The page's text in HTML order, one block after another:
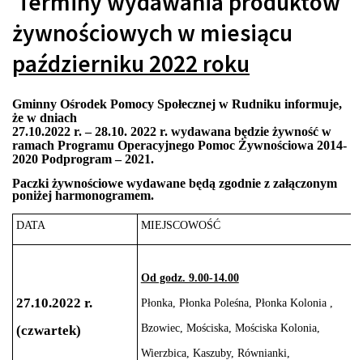
żywnościowych w miesiącu
październiku 2022 roku
Gminny Ośrodek Pomocy Społecznej w Rudniku informuje,
że w dniach
27.10.2022 r. –28.10. 2022 r. wydawana będzie żywność w
ramach Programu Operacyjnego Pomoc Żywnościowa 2014-
2020 Podprogram – 2021.
Paczki żywnościowe wydawane będą zgodnie z załączonym
poniżej harmonogramem.
DATA MIEJSCOWOŚĆ
27.10.2022 r.
(czwartek)
Od godz. 9.00-14.00
Płonka, Płonka Poleśna, Płonka Kolonia ,
Bzowiec, Mościska, Mościska Kolonia,
Wierzbica, Kaszuby, Równianki,